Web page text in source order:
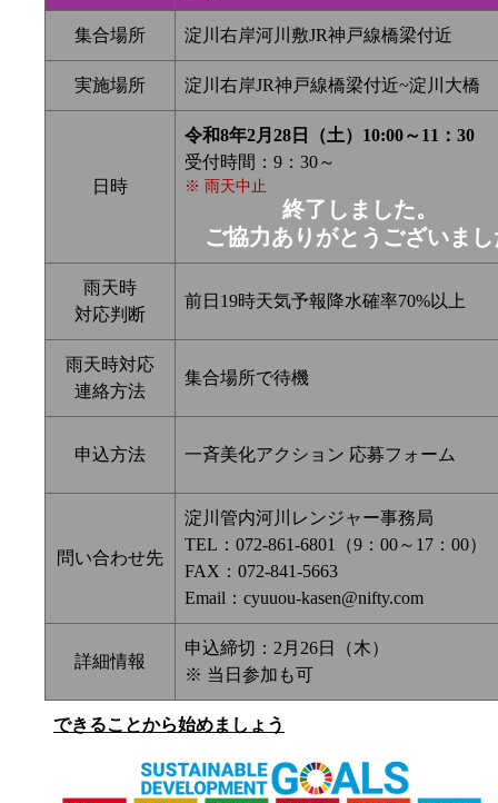
集合場所 淀川右岸河川敷JR神戸線橋梁付近
実施場所 淀川右岸JR神戸線橋梁付近~淀川大橋
日時
令和8年2月28日（土）10:00～11：30
受付時間：9：30～
※ 雨天中止
終了しました。
ご協力ありがとうございま
雨天時
対応判断
前日19時天気予報降水確率70%以上
雨天時対応
連絡方法
集合場所で待機
申込方法 一斉美化アクション 応募フォーム
問い合わせ先
淀川管内河川レンジャー事務局
TEL：072-861-6801（9：00～17：00）
FAX：072-841-5663
Email：cyuuou-kasen@nifty.com
詳細情報
申込締切：2月26日（木）
※ 当日参加も可
できることから始めましょう